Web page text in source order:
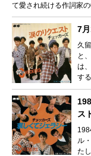
て愛され続ける作詞家
7
久
と
は
す
ス
ル
た